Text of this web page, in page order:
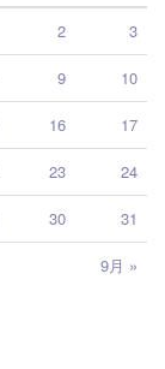
9月 »
2 3
9 10
16 17
23 24
30 31